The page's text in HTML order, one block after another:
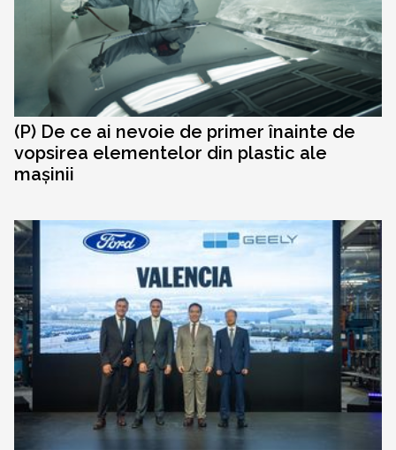
(P) De ce ai nevoie de primer înainte de
vopsirea elementelor din plastic ale
mașinii